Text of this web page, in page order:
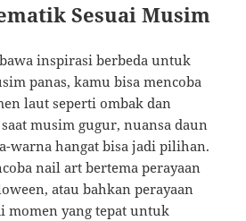
Sesuai Musim
inspirasi berbeda untuk
panas, kamu bisa mencoba
laut seperti ombak dan
musim gugur, nuansa daun
warna hangat bisa jadi pilihan.
nail art bertema perayaan
atau bahkan perayaan
momen yang tepat untuk